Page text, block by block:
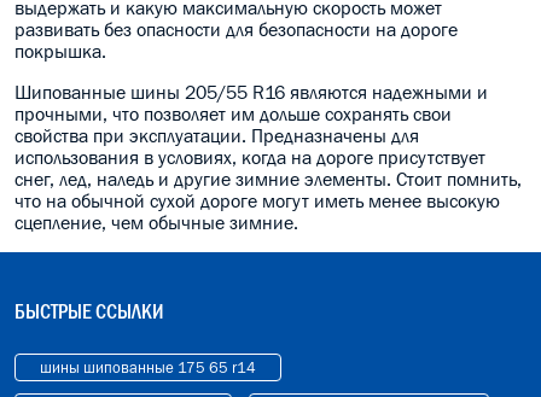
выдержать и какую максимальную скорость может
развивать без опасности для безопасности на дороге
покрышка.
Шипованные шины 205/55 R16 являются надежными и
прочными, что позволяет им дольше сохранять свои
свойства при эксплуатации. Предназначены для
использования в условиях, когда на дороге присутствует
снег, лед, наледь и другие зимние элементы. Стоит помнить,
что на обычной сухой дороге могут иметь менее высокую
сцепление, чем обычные зимние.
БЫСТРЫЕ ССЫЛКИ
шины шипованные 175 65 r14